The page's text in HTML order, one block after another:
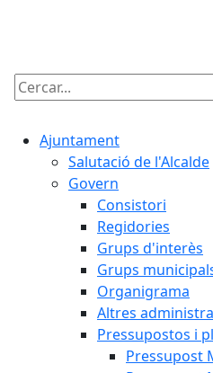
Cercar:
Ajuntament
Salutació de l'Alcalde
Govern
Consistori
Regidories
Grups d'interès
Grups
Organigrama
Altres
Pressupostos i
Pressupost